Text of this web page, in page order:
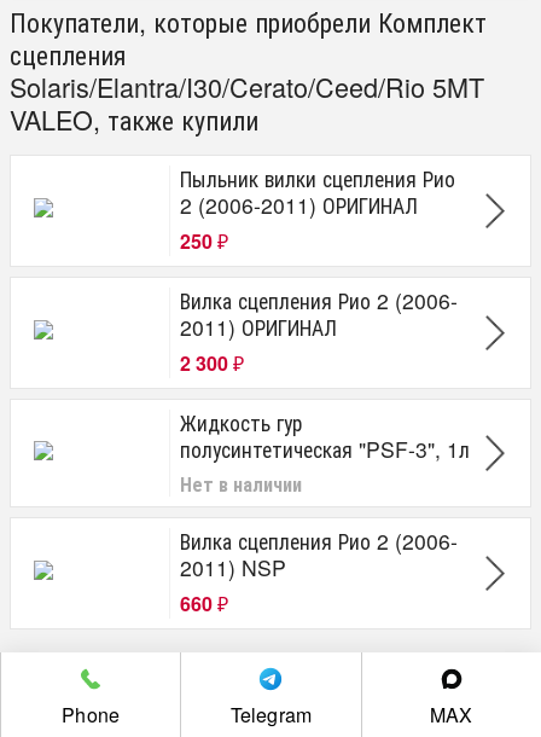
Покупатели, которые приобрели Комплект
сцепления
Solaris/Elantra/I30/Cerato/Ceed/Rio 5MT
VALEO, также купили
Пыльник вилки сцепления Рио
2 (2006-2011) ОРИГИНАЛ
250 ₽
Вилка сцепления Рио 2 (2006-
2011) ОРИГИНАЛ
2 300 ₽
Жидкость гур
полусинтетическая "PSF-3", 1л
Нет в наличии
Вилка сцепления Рио 2 (2006-
2011) NSP
660 ₽
г. Челябинск пр. Победы 305Д/1 (2 этаж)
Полная версия сайта
Phone Telegram MAX